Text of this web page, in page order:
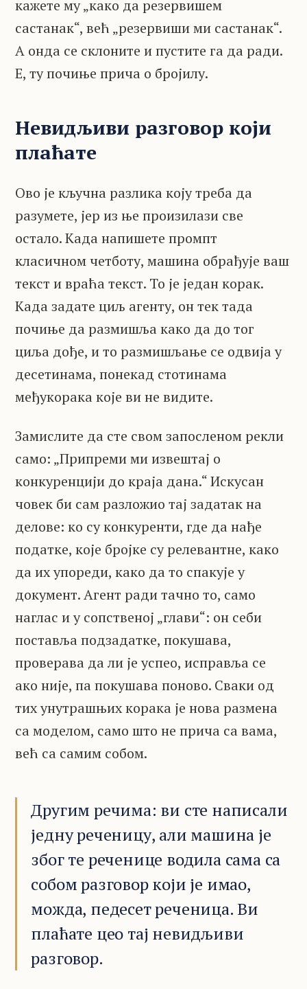
кажете му „како да резервишем
састанак“, већ „резервиши ми састанак“.
А онда се склоните и пустите га да ради.
Е, ту почиње прича о бројилу.
Невидљиви разговор који
плаћате
Ово је кључна разлика коју треба да
разумете, јер из ње произилази све
остало. Када напишете промпт
класичном четботу, машина обрађује ваш
текст и враћа текст. То је један корак.
Када задате циљ агенту, он тек тада
почиње да размишља како да до тог
циља дође, и то размишљање се одвија у
десетинама, понекад стотинама
међукорака које ви не видите.
Замислите да сте свом запосленом рекли
само: „Припреми ми извештај о
конкуренцији до краја дана.“ Искусан
човек би сам разложио тај задатак на
делове: ко су конкуренти, где да нађе
податке, које бројке су релевантне, како
да их упореди, како да то спакује у
документ. Агент ради тачно то, само
наглас и у сопственој „глави“: он себи
поставља подзадатке, покушава,
проверава да ли је успео, исправља се
ако није, па покушава поново. Сваки од
тих унутрашњих корака је нова размена
са моделом, само што не прича са вама,
већ са самим собом.
Другим речима: ви сте написали
једну реченицу, али машина је
због те реченице водила сама са
собом разговор који је имао,
можда, педесет реченица. Ви
плаћате цео тај невидљиви
разговор.